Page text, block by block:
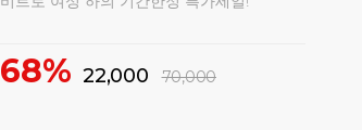
68% 22,000 70,000